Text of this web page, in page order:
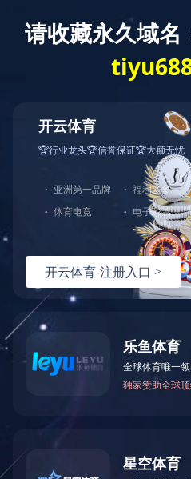
可能原因：
您没有将此域名或IP绑定到对
配置文件未生效!
检查是否已经绑定到对应站点
检查端口是否正确；
若您使用了CDN产品，请尝试
普通网站访客，请联系网站管理